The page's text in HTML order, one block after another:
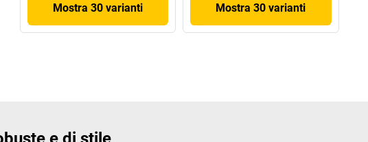
Mostra 30 varianti Mostra 30 varianti